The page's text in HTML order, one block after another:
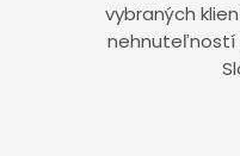
vybraných
nehnuteľností